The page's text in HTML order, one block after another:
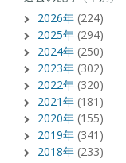
2026年 (224)
2025年 (294)
2024年 (250)
2023年 (302)
2022年 (320)
2021年 (181)
2020年 (155)
2019年 (341)
2018年 (233)